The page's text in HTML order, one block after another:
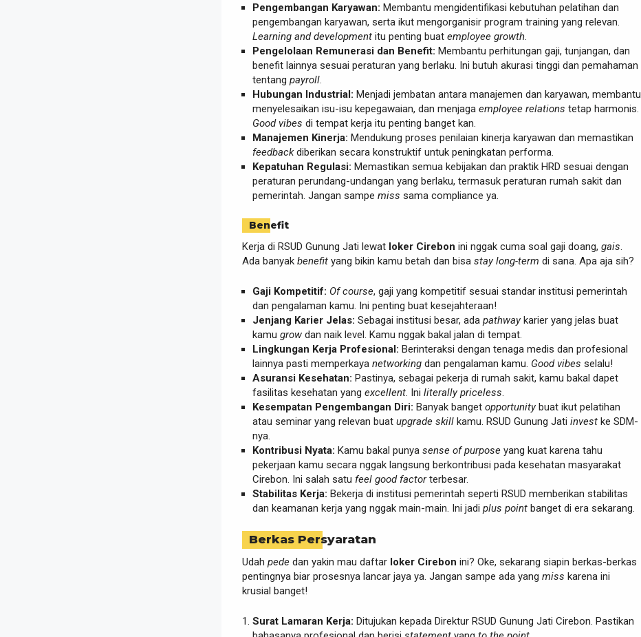
Pengembangan Karyawan: Membantu mengidentifikasi kebutuhan pelatihan dan
pengembangan karyawan, serta ikut mengorganisir program training yang relevan.
Learning and development itu penting buat employee growth
Pengelolaan Remunerasi dan Benefit: Membantu perhitungan gaji, tunjangan, dan
benefit lainnya sesuai peraturan yang berlaku. Ini butuh akurasi tinggi dan pemahaman
tentang payroll
Hubungan Industrial: Menjadi jembatan antara manajemen dan karyawan, membantu
menyelesaikan isu-isu kepegawaian, dan menjaga employee relations tetap harmonis.
Good vibes di tempat kerja itu penting banget kan.
Manajemen Kinerja: Mendukung proses penilaian kinerja karyawan dan memastikan
feedbackdiberikan secara konstruktif untuk peningkatan performa.
Kepatuhan Regulasi: Memastikan semua kebijakan dan praktik HRD sesuai dengan
peraturan perundang-undangan yang berlaku, termasuk peraturan rumah sakit dan
pemerintah. Jangan sampe miss sama compliance ya.
Benefit
Kerja di RSUD Gunung Jati lewat loker Cirebon ini nggak cuma soal gaji doang, gais.
Ada banyak benefit yang bikin kamu betah dan bisa stay long-term di sana. Apa aja sih?
Gaji Kompetitif: Of course, gaji yang kompetitif sesuai standar institusi pemerintah
dan pengalaman kamu. Ini penting buat kesejahteraan!
Jenjang Karier Jelas: Sebagai institusi besar, ada pathwaykarier yang jelas buat
kamu grow dan naik level. Kamu nggak bakal jalan di tempat.
Lingkungan Kerja Profesional: Berinteraksi dengan tenaga medis dan profesional
lainnya pasti memperkaya networking dan pengalaman kamu. Good vibes selalu!
Asuransi Kesehatan: Pastinya, sebagai pekerja di rumah sakit, kamu bakal dapet
fasilitas kesehatan yang excellent . Ini literally priceless
Kesempatan Pengembangan Diri: Banyak banget opportunitybuat ikut pelatihan
atau seminar yang relevan buat upgrade skill kamu. RSUD Gunung Jati invest ke SDM-
nya.
Kontribusi Nyata: Kamu bakal punya sense of purpose yang kuat karena tahu
pekerjaan kamu secara nggak langsung berkontribusi pada kesehatan masyarakat
Cirebon. Ini salah satu feel good factorterbesar.
Stabilitas Kerja: Bekerja di institusi pemerintah seperti RSUD memberikan stabilitas
dan keamanan kerja yang nggak main-main. Ini jadi plus point banget di era sekarang.
Berkas Persyaratan
Udah pede dan yakin mau daftar loker Cirebon ini? Oke, sekarang siapin berkas-berkas
pentingnya biar prosesnya lancar jaya ya. Jangan sampe ada yang miss karena ini
krusial banget!
Surat Lamaran Kerja: Ditujukan kepada Direktur RSUD Gunung Jati Cirebon. Pastikan